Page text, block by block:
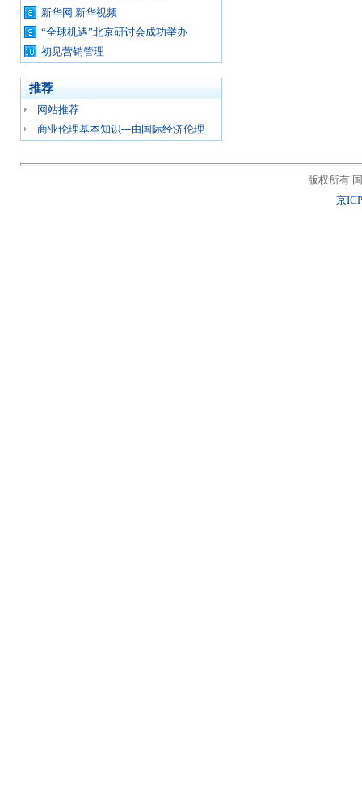
新华网 新华视频
“全球机遇”北京研讨会成功举办
初见营销管理
推荐
网站推荐
商业伦理基本知识---由国际经济伦理
版权所有
京